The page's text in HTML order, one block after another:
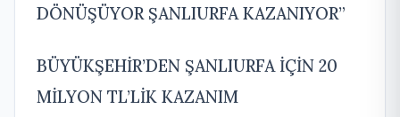
DÖNÜŞÜYOR ŞANLIURFA KAZANIYOR”
BÜYÜKŞEHİR’DEN ŞANLIURFA İÇİN 20
MİLYON TL’LİK KAZANIM